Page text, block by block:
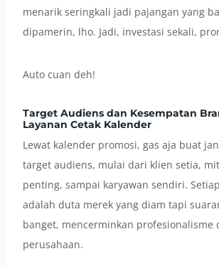
menarik seringkali jadi pajangan yang
dipamerin, lho. Jadi, investasi sekali,
Auto cuan deh!
Target Audiens dan Kesempatan
Layanan Cetak Kalender
Lewat kalender promosi, gas aja buat
target audiens, mulai dari klien setia,
penting, sampai karyawan sendiri.
adalah duta merek yang diam tapi
banget, mencerminkan profesionalisme
perusahaan.